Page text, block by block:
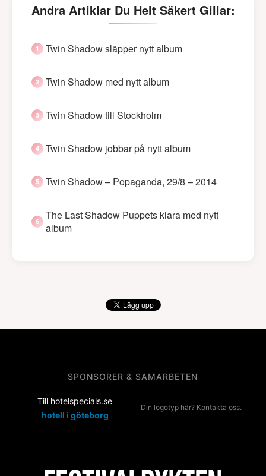
Andra Artiklar Du Helt Säkert Gillar:
Twin Shadow släpper nytt album
Twin Shadow med nytt album
Twin Shadow till Stockholm
Twin Shadow jobbar på nytt album
Twin Shadow – Popaganda, 29/8 – 2014
The Last Shadow Puppets klara med nytt
album
SPONSORER & SAMARBETEN
Till hotelspecials.se
hotell i göteborg
Din logotyp här? Kontakta oss.